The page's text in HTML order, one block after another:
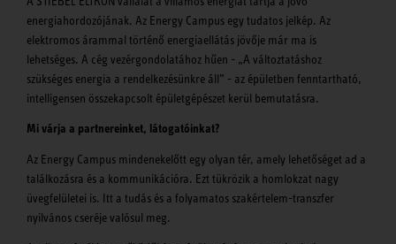
energiahordozójának. Az Energy Campus egy tudatos jelkép. Az
elektromos árammal történő energiaellátás jövője már ma is
lehetséges. A cég vezérgondolatához hűen - „A változtatáshoz
szükséges energia a rendelkezésünkre áll” - az épületben fenntartható,
intelligensen összekapcsolt épületgépészet kerül bemutatásra.
Mi várja a partnereinket, látogatóinkat?
Az Energy Campus mindenekelőtt egy olyan tér, amely lehetőséget ad a
találkozásra és a kommunikációra. Ezt tükrözik a homlokzat nagy
üvegfelületei is. Itt a tudás és a folyamatos szakértelem-transzfer
nyilvános cseréje valósul meg.